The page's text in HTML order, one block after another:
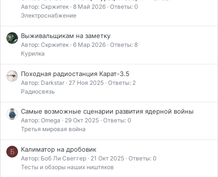
Автор: Скржитек 8 Май 2026 Ответы: 0
Электроснабжение
Выживальщикам на заметку
Автор: Скржитек 6 Мар 2026 Ответы: 8
Курилка
Походная радиостанция Карат-3.5
Автор: Darkstar 27 Ноя 2025 Ответы: 2
Радиосвязь
Самые возможные сценарии развития ядерной войны
Автор: Omega 29 Окт 2025 Ответы: 0
Третья мировая война
Б Калиматор на дробовик
Автор: Боб Ли Свеггер 21 Окт 2025 Ответы: 0
Тесты и обзоры наших ништяков